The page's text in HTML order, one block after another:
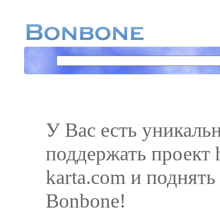
У Вас есть
поддержать
karta.com и поднять
Bonbone!